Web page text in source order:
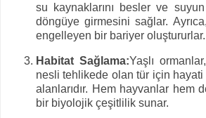
su kaynaklarını besler ve
döngüye girmesini sağlar.
engelleyen bir bariyer oluştururlar.
Habitat Sağlama:Yaşlı
nesli tehlikede olan tür için
alanlarıdır. Hem hayvanlar hem
bir biyolojik çeşitlilik sunar.